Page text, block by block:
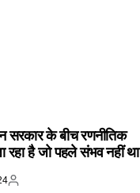
सरकार के बीच रणनीतिक
रहा है जो पहले संभव नहीं था
Posted